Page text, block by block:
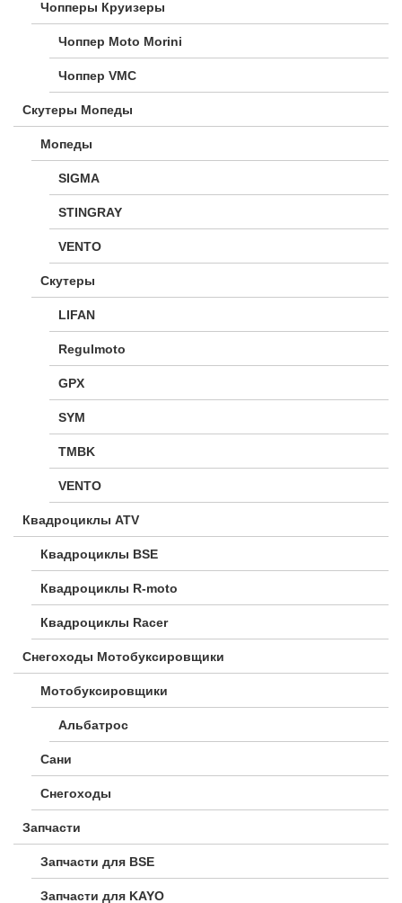
Чопперы Круизеры
Чоппер Moto Morini
Чоппер VMC
Скутеры Мопеды
Мопеды
SIGMA
STINGRAY
VENTO
Скутеры
LIFAN
Regulmoto
GPX
SYM
TMBK
VENTO
Квадроциклы ATV
Квадроциклы BSE
Квадроциклы R-moto
Квадроциклы Racer
Снегоходы Мотобуксировщики
Мотобуксировщики
Альбатрос
Сани
Снегоходы
Запчасти
Запчасти для BSE
Запчасти для KAYO